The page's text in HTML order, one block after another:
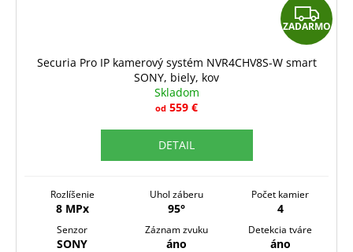
Z
A
ZADARMO
Securia Pro IP kamerový systém NVR4CHV8S-W smart
SONY, biely, kov
Skladom
od 559 €
DETAIL
Rozlíšenie
8 MPx
Uhol záberu
95°
Počet kamier
4
Senzor
SONY
Záznam zvuku
áno
Detekcia tváre
áno